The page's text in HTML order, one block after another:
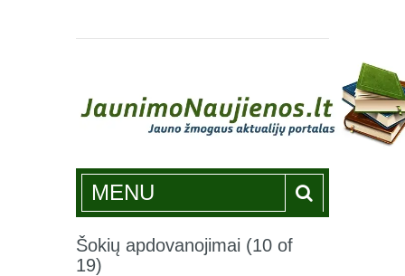
Jaunimonaujienos.lt
MENU
Šokių apdovanojimai (10 of
19)